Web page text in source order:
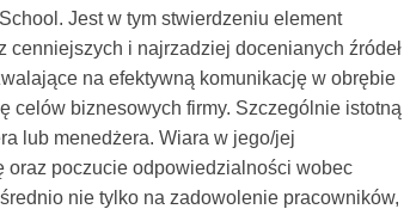
Jest w tym stwierdzeniu element
cenniejszych i najrzadziej docenianych źródeł
na efektywną komunikację w obrębie
celów biznesowych firmy. Szczególnie istotną
lub menedżera. Wiara w jego/jej
oraz poczucie odpowiedzialności wobec
nie tylko na zadowolenie pracowników,